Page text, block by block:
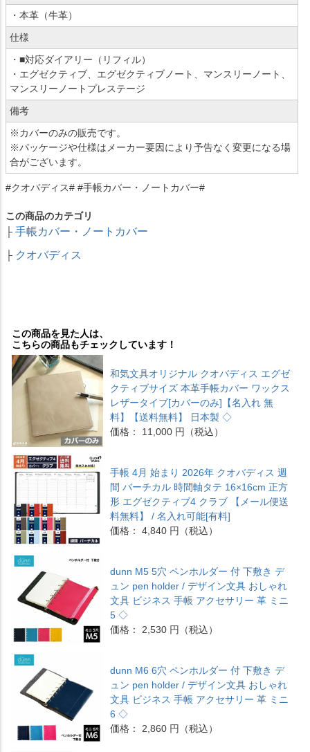
・本革（牛革）
仕様
・■対応ダイアリー（リフィル）
・エグゼクティブ、エグゼクティブノート、マンスリーノート、
マンスリーノートプレステージ
備考
※カバーのみの販売です。
※パッケージや仕様はメーカー要因により予告なく変更になる場
合がございます。
#クオバディス# #手帳カバー・ノートカバー#
この商品のカテゴリ
├ 手帳カバー・ノートカバー
├ クオバディス
この商品を見た人は、
こちらの商品もチェックしています！
和気文具オリジナル クオバディス エグゼ
クティブサイズ 本革手帳カバー ワックス
レザータイプ[カバーのみ]【名入れ 無
料】【送料無料】 日本製 ◇
価格： 11,000 円（税込）
手帳 4月 始まり 2026年 クオバディス 週
間 バーチカル 時間軸タテ 16×16cm 正方
形 エグゼクティブ4 クラブ 【メール便送
料無料】 / 名入れ可能[有料]
価格： 4,840 円（税込）
dunn M5 5穴 ペンホルダー 付 下敷き デ
ュン pen holder / デザイン文具 おしゃれ
文具 ビジネス 手帳 アクセサリー 革 ミニ
5 ◇
価格： 2,530 円（税込）
dunn M6 6穴 ペンホルダー 付 下敷き デ
ュン pen holder / デザイン文具 おしゃれ
文具 ビジネス 手帳 アクセサリー 革 ミニ
6 ◇
価格： 2,860 円（税込）